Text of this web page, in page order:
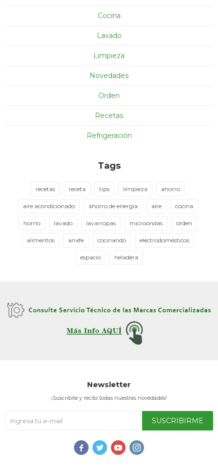
Cocina
Lavado
Limpieza
Novedades
Orden
Recetas
Refrigeración
Tags
recetas receta tips limpieza ahorro
aire acondicionado ahorro de energía aire cocina
horno lavado lavarropas microondas orden
alimentos anafe cocinando electrodomésticos
espacio heladera
Newsletter
¡Suscribite y recibí todas nuestras novedades!
SUSCRIBIRME
   